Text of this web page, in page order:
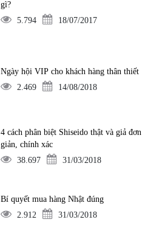
gì?
5.794
18/07/2017
Ngày hội VIP cho khách hàng thân thiết
2.469
14/08/2018
4 cách phân biệt Shiseido thật và giả đơn
giản, chính xác
38.697
31/03/2018
Bí quyết mua hàng Nhật đúng
2.912
31/03/2018